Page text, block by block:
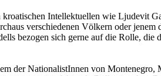
Intellektuellen wie Ljudevit
verschiedenen Völkern oder
bezogen sich gerne auf die Rolle, die
der NationalistInnen von Montenegro,